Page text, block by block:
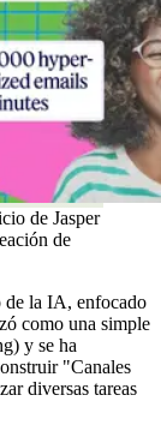
de Jasper
de
de la IA, enfocado
como una simple
y se ha
"Canales
diversas tareas